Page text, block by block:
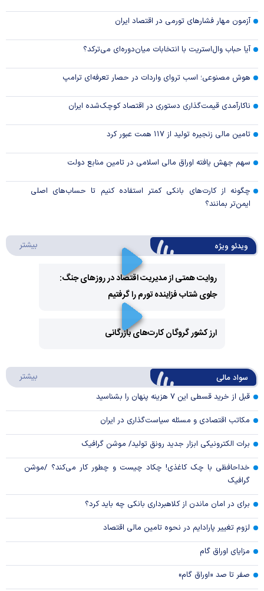
آزمون مهار فشار‌های تورمی در اقتصاد ایران
آیا حباب وال‌استریت با انتخابات میان‌دوره‌ای می‌ترکد؟
هوش مصنوعی؛ اسب تروای واردات در حصار تعرفه‌ای ترامپ
ناکارآمدی قیمت‌گذاری دستوری در اقتصاد کوچک‌شده ایران
تامین مالی زنجیره تولید از ۱۱۷ همت عبور کرد
سهم جهش یافته اوراق مالی اسلامی در تامین منابع دولت
چگونه از کارت‌های بانکی کمتر استفاده کنیم تا حساب‌های اصلی
ایمن‌تر بمانند؟
ویدئو ویژه بیشتر
Play
Video
روایت همتی از مدیریت اقتصاد در روزهای جنگ:
جلوی شتاب فزاینده تورم را گرفتیم
Video
ارز کشور گروگان کارت‌های بازرگانی
سواد مالی بیشتر
قبل از خرید قسطی این ۷ هزینه پنهان را بشناسید
مکاتب اقتصادی و مسئله سیاست‌گذاری در ایران
برات الکترونیکی ابزار جدید رونق تولید/ موشن گرافیک
خداحافظی با چک کاغذی! چکاد چیست و چطور کار می‌کند؟ /موشن
گرافیک
برای در امان ماندن از کلاهبرداری بانکی چه باید کرد؟
لزوم تغییر پارادایم در نحوه تامین مالی اقتصاد
مزایای اوراق گام
صفر تا صد «اوراق گام»